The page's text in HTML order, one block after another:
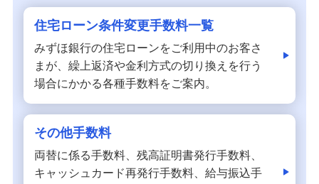
住宅ローン条件変更手数料一覧
みずほ銀行の住宅ローンをご利用中のお客さ
まが、繰上返済や金利方式の切り換えを行う
場合にかかる各種手数料をご案内。
その他手数料
両替に係る手数料、残高証明書発行手数料、
キャッシュカード再発行手数料、給与振込手